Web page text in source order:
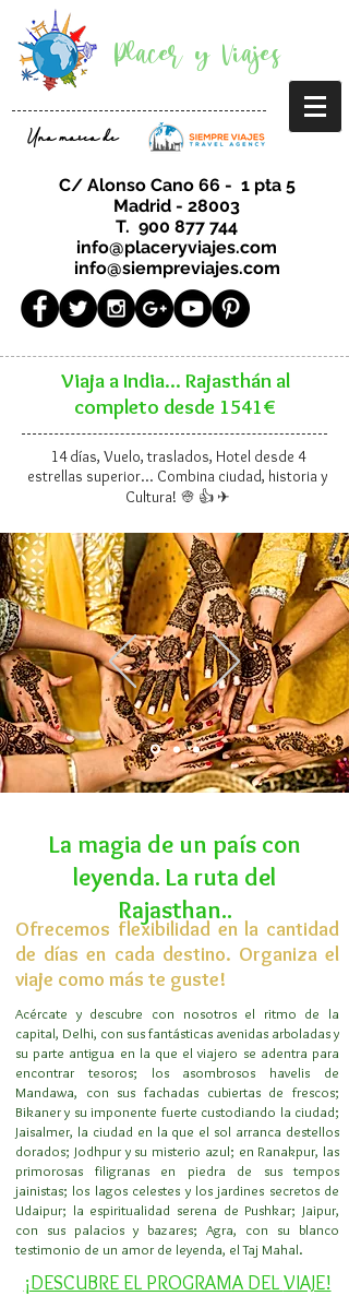
Placer y Viajes
Una marca de
C/ Alonso Cano 66 - 1 pta 5
Madrid - 28003
T. 900 877 744
info@placeryviajes.com
info@siempreviajes.com
Viaja a India... Rajasthán al
completo desde 1541€
14 días, Vuelo, traslados, Hotel desde 4
estrellas superior... Combina ciudad, historia y
Cultura! 👳 👍 ✈
La magia de un país con
leyenda. La ruta del
Rajasthan..
Ofrecemos flexibilidad en la cantidad
de días en cada destino. Organiza el
viaje como más te guste!
Acércate y descubre con nosotros el ritmo de la
capital, Delhi, con sus fantásticas avenidas arboladas y
su parte antigua en la que el viajero se adentra para
encontrar tesoros; los asombrosos havelis de
Mandawa, con sus fachadas cubiertas de frescos;
Bikaner y su imponente fuerte custodiando la ciudad;
Jaisalmer, la ciudad en la que el sol arranca destellos
dorados; Jodhpur y su misterio azul; en Ranakpur, las
primorosas filigranas en piedra de sus tempos
jainistas; los lagos celestes y los jardines secretos de
Udaipur; la espiritualidad serena de Pushkar; Jaipur,
con sus palacios y bazares; Agra, con su blanco
testimonio de un amor de leyenda, el Taj Mahal.
¡DESCUBRE EL PROGRAMA DELVIAJE!